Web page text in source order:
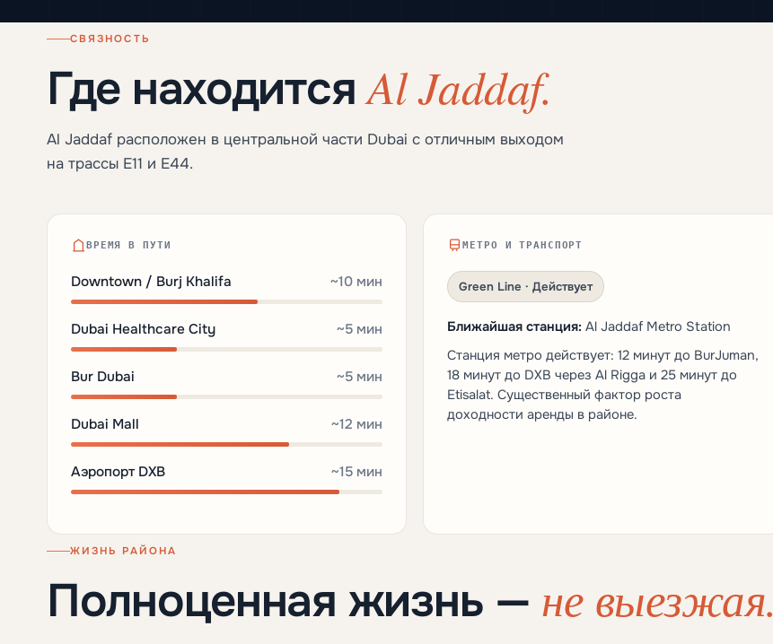
СВЯЗНОСТЬ
Где находитсяAl Jaddaf.
Al Jaddaf расположен в центральной части Dubai с отличным выходом
на трассы E11 и E44.
ВРЕМЯ В ПУТИ
Downtown / Burj Khalifa ~10 мин
Dubai Healthcare City ~5 мин
Bur Dubai ~5 мин
Dubai Mall ~12 мин
Аэропорт DXB ~15 мин
МЕТРО И ТРАНСПОРТ
Green Line · Действует
Ближайшая станция: Al Jaddaf Metro Station
Станция метро действует: 12 минут до BurJuman,
18 минут до DXB через Al Rigga и 25 минут до
Etisalat. Существенный фактор роста
доходности аренды в районе.
ЖИЗНЬ РАЙОНА
Полноценная жизнь — не выезжая.